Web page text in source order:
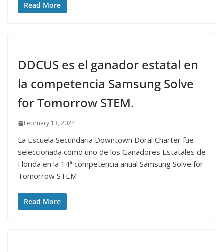
Read More
DDCUS es el ganador estatal en
la competencia Samsung Solve
for Tomorrow STEM.
February 13, 2024
La Escuela Secundaria Downtown Doral Charter fue
seleccionada como uno de los Ganadores Estatales de
Florida en la 14ª competencia anual Samsung Solve for
Tomorrow STEM
Read More